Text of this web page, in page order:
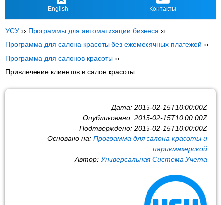
English Контакты
УСУ ›› Программы для автоматизации бизнеса ››
Программа для салона красоты без ежемесячных платежей ››
Программа для салонов красоты ››
Привлечение клиентов в салон красоты
Дата: 2015-02-15T10:00:00Z
Опубликовано: 2015-02-15T10:00:00Z
Подтверждено: 2015-02-15T10:00:00Z
Основано на: Программа для салона красоты и
парикмахерской
Автор: Универсальная Система Учета